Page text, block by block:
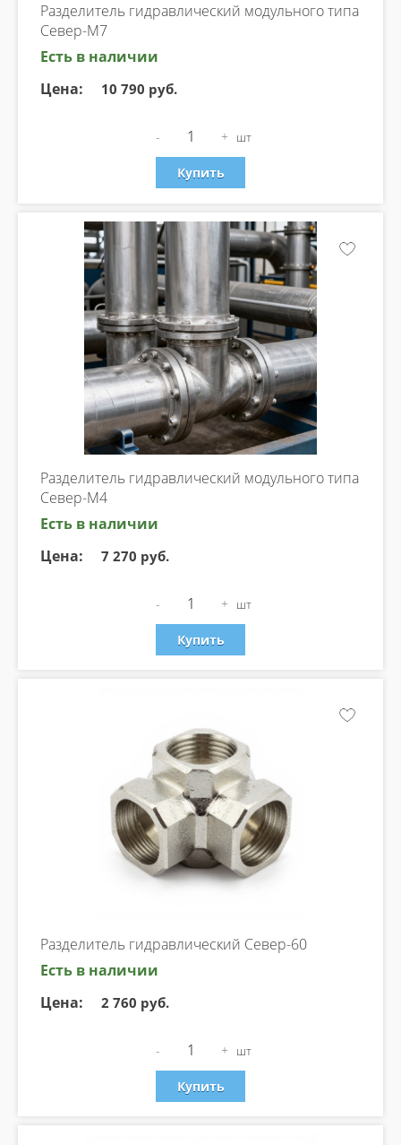
Разделитель гидравлический модульного типа
Север-М7
Есть в наличии
Цена:
10 790 руб.
- + шт
Купить
Разделитель гидравлический модульного типа
Север-М4
Есть в наличии
Цена:
7 270 руб.
- + шт
Купить
Разделитель гидравлический Север-60
Есть в наличии
Цена:
2 760 руб.
- + шт
Купить